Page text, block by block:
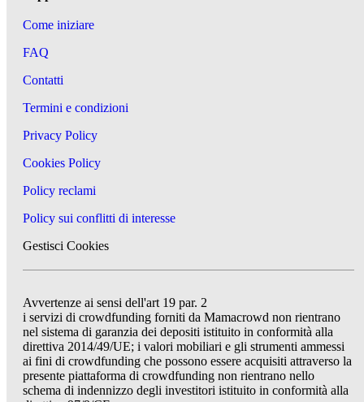
Come iniziare
FAQ
Contatti
Termini e condizioni
Privacy Policy
Cookies Policy
Policy reclami
Policy sui conflitti di interesse
Gestisci Cookies
Avvertenze ai sensi dell'art 19 par. 2
i servizi di crowdfunding forniti da Mamacrowd non rientrano
nel sistema di garanzia dei depositi istituito in conformità alla
direttiva 2014/49/UE; i valori mobiliari e gli strumenti ammessi
ai fini di crowdfunding che possono essere acquisiti attraverso la
presente piattaforma di crowdfunding non rientrano nello
schema di indennizzo degli investitori istituito in conformità alla